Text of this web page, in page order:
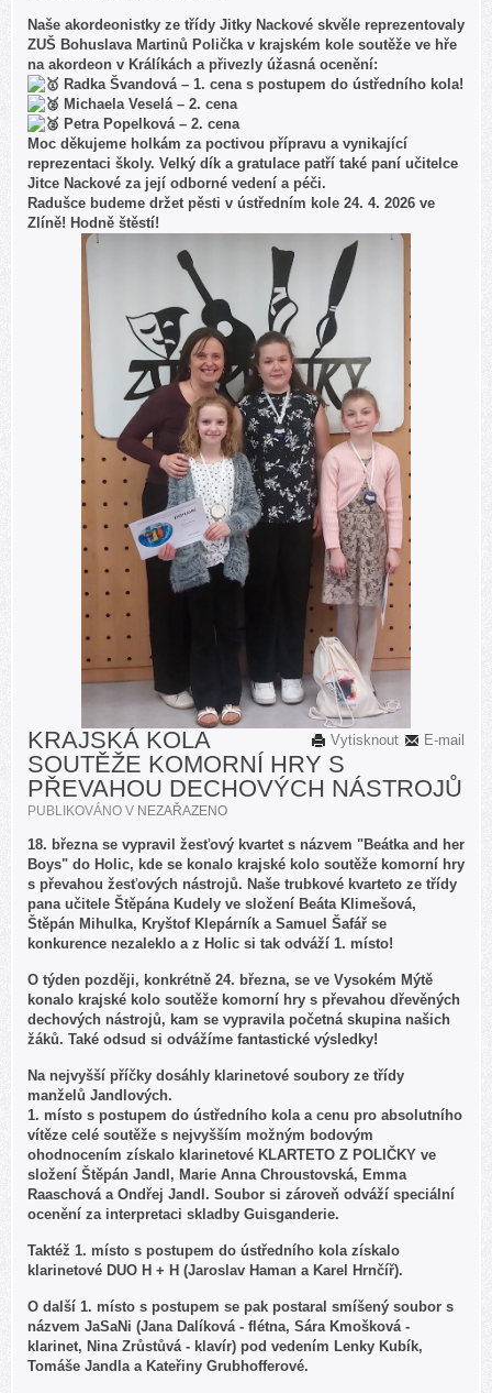
Naše akordeonistky ze třídy Jitky Nackové skvěle reprezentovaly
ZUŠ Bohuslava Martinů Polička v krajském kole soutěže ve hře
na akordeon v Králíkách a přivezly úžasná ocenění:
Radka Švandová – 1. cena s postupem do ústředního kola!
Michaela Veselá – 2. cena
Petra Popelková – 2. cena
Moc děkujeme holkám za poctivou přípravu a vynikající
reprezentaci školy. Velký dík a gratulace patří také paní učitelce
Jitce Nackové za její odborné vedení a péči.
Radušce budeme držet pěsti v ústředním kole 24. 4. 2026 ve
Zlíně! Hodně štěstí!
E-mail
Vytisknout
KRAJSKÁ KOLA
SOUTĚŽE KOMORNÍ HRY S
PŘEVAHOU DECHOVÝCH NÁSTROJŮ
PUBLIKOVÁNO V NEZAŘAZENO
18. března se vypravil žesťový kvartet s názvem "Beátka and her
Boys" do Holic, kde se konalo krajské kolo soutěže komorní hry
s převahou žesťových nástrojů. Naše trubkové kvarteto ze třídy
pana učitele Štěpána Kudely ve složení Beáta Klimešová,
Štěpán Mihulka, Kryštof Klepárník a Samuel Šafář se
konkurence nezaleklo a z Holic si tak odváží 1. místo!
O týden později, konkrétně 24. března, se ve Vysokém Mýtě
konalo krajské kolo soutěže komorní hry s převahou dřevěných
dechových nástrojů, kam se vypravila početná skupina našich
žáků. Také odsud si odvážíme fantastické výsledky!
Na nejvyšší příčky dosáhly klarinetové soubory ze třídy
manželů Jandlových.
1. místo s postupem do ústředního kola a cenu pro absolutního
vítěze celé soutěže s nejvyšším možným bodovým
ohodnocením získalo klarinetové KLARTETO Z POLIČKY ve
složení Štěpán Jandl, Marie Anna Chroustovská, Emma
Raaschová a Ondřej Jandl. Soubor si zároveň odváží speciální
ocenění za interpretaci skladby Guisganderie.
Taktéž 1. místo s postupem do ústředního kola získalo
klarinetové DUO H + H (Jaroslav Haman a Karel Hrnčíř).
O další 1. místo s postupem se pak postaral smíšený soubor s
názvem JaSaNi (Jana Dalíková - flétna, Sára Kmošková -
klarinet, Nina Zrůstůvá - klavír) pod vedením Lenky Kubík,
Tomáše Jandla a Kateřiny Grubhofferové.